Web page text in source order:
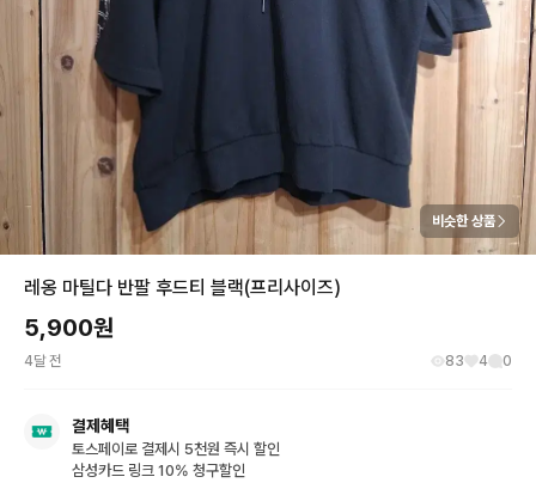
비슷한 상품
레옹 마틸다 반팔 후드티 블랙(프리사이즈)
5,900원
4달 전 83 4 0
결제혜택
토스페이로 결제시 5천원 즉시 할인
삼성카드 링크 10% 청구할인